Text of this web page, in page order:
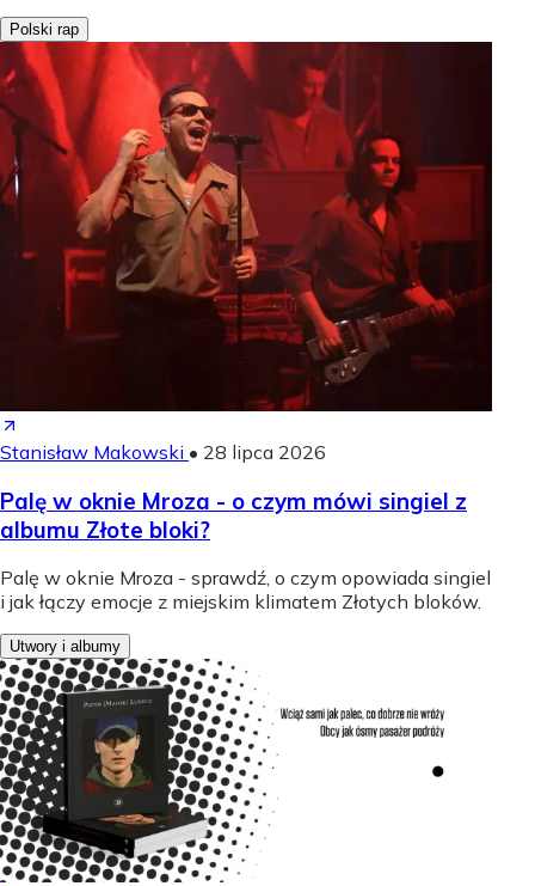
Polski rap
Stanisław Makowski • 28 lipca 2026
Palę w oknie Mroza - o czym mówi singiel z
albumu Złote bloki?
Palę w oknie Mroza - sprawdź, o czym opowiada singiel
i jak łączy emocje z miejskim klimatem Złotych bloków.
Utwory i albumy